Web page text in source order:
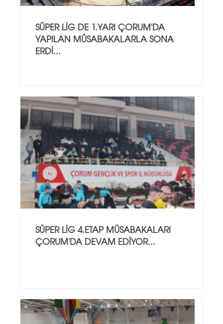
SÜPER LİG DE 1.YARI ÇORUM'DA
YAPILAN MÜSABAKALARLA SONA
ERDİ...
SÜPER LİG 4.ETAP MÜSABAKALARI
ÇORUM'DA DEVAM EDİYOR...